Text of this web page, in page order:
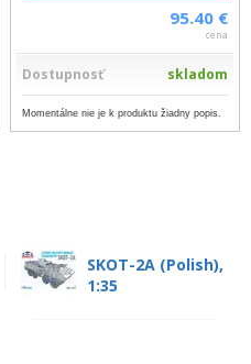
SKOT-2A (Polish),
1:35
95.40 €
cena
Dostupnosť skladom
Momentálne nie je k produktu žiadny popis.